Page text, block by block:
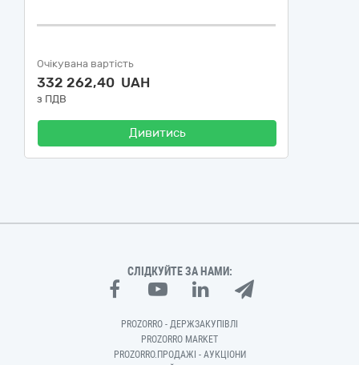
Очікувана вартість
332 262,40 UAH
з ПДВ
Дивитись
СЛІДКУЙТЕ ЗА НАМИ:
PROZORRO - ДЕРЖЗАКУПІВЛІ
PROZORRO MARKET
PROZORRO.ПРОДАЖІ - АУКЦІОНИ